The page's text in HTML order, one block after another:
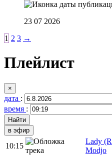
23 07 2026
1 2 3 →
Плейлист
×
дата :
время :
в эфир
10:15
Lady
Modjo